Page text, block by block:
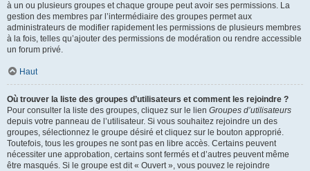
à un ou plusieurs groupes et chaque groupe peut avoir ses permissions. La
gestion des membres par l’intermédiaire des groupes permet aux
administrateurs de modifier rapidement les permissions de plusieurs membres
à la fois, telles qu’ajouter des permissions de modération ou rendre accessible
un forum privé.
Haut
Où trouver la liste des groupes d’utilisateurs et comment les rejoindre ?
Pour consulter la liste des groupes, cliquez sur le lien Groupes d’utilisateurs
depuis votre panneau de l’utilisateur. Si vous souhaitez rejoindre un des
groupes, sélectionnez le groupe désiré et cliquez sur le bouton approprié.
Toutefois, tous les groupes ne sont pas en libre accès. Certains peuvent
nécessiter une approbation, certains sont fermés et d’autres peuvent même
être masqués. Si le groupe est dit « Ouvert », vous pouvez le rejoindre